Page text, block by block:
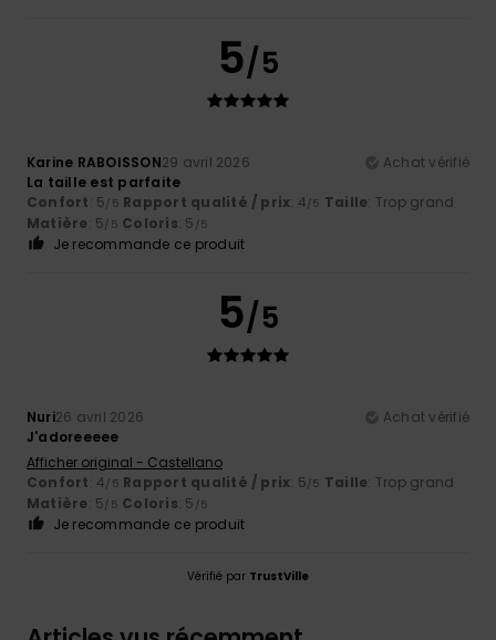
5/5
Karine RABOISSON29 avril 2026
Achat vérifié
La taille est parfaite
Confort: 5/5 Rapport qualité / prix: 4/5 Taille: Trop grand
Matière: 5/5 Coloris: 5 /5
Je recommande ce produit
5/5
Nuri26 avril 2026
Achat vérifié
J'adoreeeee
Afficher original - Castellano
Confort: 4/5 Rapport qualité / prix: 5/5 Taille: Trop grand
Matière: 5/5 Coloris: 5 /5
Je recommande ce produit
Vérifié par TrustVille